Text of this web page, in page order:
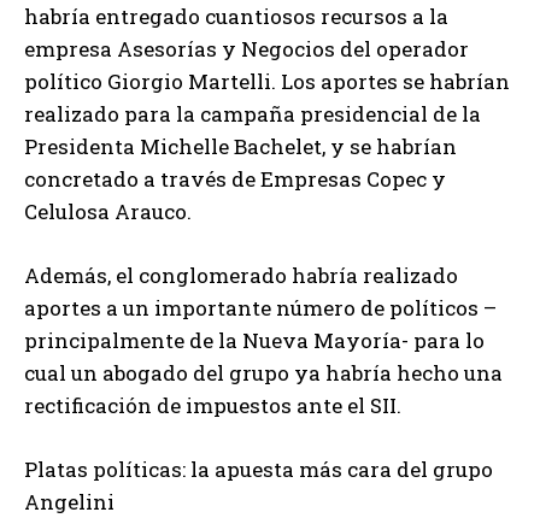
habría entregado cuantiosos recursos a la
empresa Asesorías y Negocios del operador
político Giorgio Martelli. Los aportes se habrían
realizado para la campaña presidencial de la
Presidenta Michelle Bachelet, y se habrían
concretado a través de Empresas Copec y
Celulosa Arauco.
Además, el conglomerado habría realizado
aportes a un importante número de políticos –
principalmente de la Nueva Mayoría- para lo
cual un abogado del grupo ya habría hecho una
rectificación de impuestos ante el SII.
Platas políticas: la apuesta más cara del grupo
Angelini